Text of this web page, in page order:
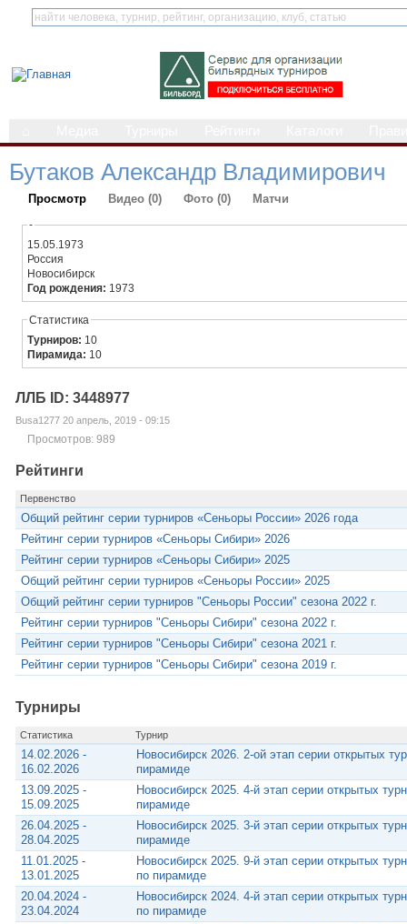
Бутаков Александр Владимирович
Просмотр Видео (0) Фото (0) Матчи
-
15.05.1973
Россия
Новосибирск
Год рождения: 1973
Статистика
Турниров: 10
Пирамида: 10
ЛЛБ ID: 3448977
Busa1277 20 апрель, 2019 - 09:15
Просмотров: 989
Рейтинги
Первенство
Общий рейтинг серии турниров «Сеньоры России» 2026 года
Рейтинг серии турниров «Сеньоры Сибири» 2026
Рейтинг серии турниров «Сеньоры Сибири» 2025
Общий рейтинг серии турниров «Сеньоры России» 2025
Общий рейтинг серии турниров "Сеньоры России" сезона 2022 г.
Рейтинг серии турниров "Сеньоры Сибири" сезона 2022 г.
Рейтинг серии турниров "Сеньоры Сибири" сезона 2021 г.
Рейтинг серии турниров "Сеньоры Сибири" сезона 2019 г.
Турниры
Статистика Турнир
14.02.2026 -
16.02.2026
Новосибирск 2026. 2-ой этап серии открытых
пирамиде
13.09.2025 -
15.09.2025
Новосибирск 2025. 4-й этап серии открытых
пирамиде
26.04.2025 -
28.04.2025
Новосибирск 2025. 3-й этап серии открытых
пирамиде
11.01.2025 -
13.01.2025
Новосибирск 2025. 9-й этап серии открытых
по пирамиде
20.04.2024 -
23.04.2024
Новосибирск 2024. 4-й этап серии открытых
по пирамиде